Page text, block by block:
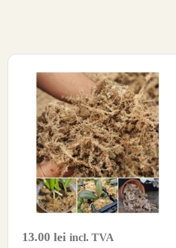
13.00 lei incl. TVA